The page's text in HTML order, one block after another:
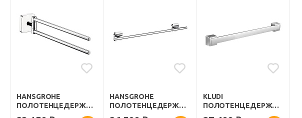
HANSGROHE
ПОЛОТЕНЦЕДЕРЖАТЕЛЬ
PURAVIDA ДВОЙНОЙ
HANSGROHE
ПОЛОТЕНЦЕДЕРЖАТЕЛЬ
KLUDI
ПОЛОТЕНЦЕДЕРЖАТЕЛЬ